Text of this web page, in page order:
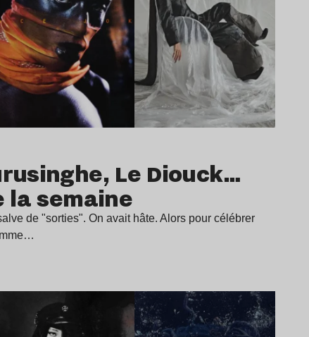
Le Diouck…
la semaine
de "sorties". On avait hâte. Alors pour célébrer